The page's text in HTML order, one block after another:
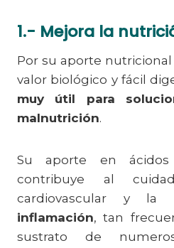
1.- Mejora la
Por su aporte
valor biológico y fácil
muy útil para
malnutrición.
Su aporte en ácidos
contribuye al
cardiovascular y la
inflamación, tan
sustrato de